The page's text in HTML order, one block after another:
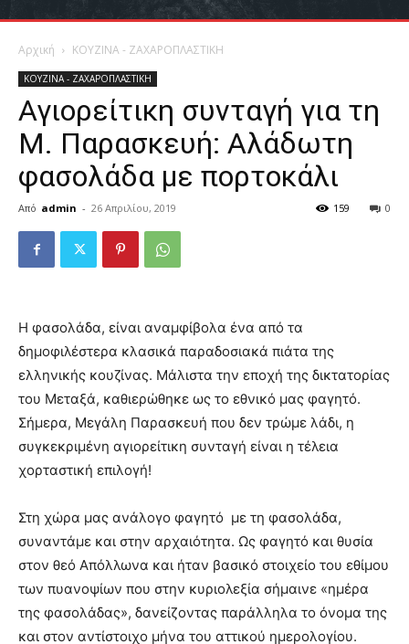
Αρχική ΚΟΥΖΙΝΑ - ΖΑΧΑΡΟΠΛΑΣΤΙΚΗ
ΚΟΥΖΙΝΑ - ΖΑΧΑΡΟΠΛΑΣΤΙΚΗ
Αγιορείτικη συνταγή για τη
Μ. Παρασκευή: Αλάδωτη
φασολάδα με πορτοκάλι
Από admin - 26 Απριλίου, 2019 0
159
Η φασολάδα, είναι αναμφίβολα ένα από τα
δημοφιλέστερα κλασικά παραδοσιακά πιάτα της
ελληνικής κουζίνας. Μάλιστα την εποχή της δικτατορίας
του Μεταξά, καθιερώθηκε ως το εθνικό μας φαγητό.
Σήμερα, Μεγάλη Παρασκευή που δεν τρώμε λάδι, η
συγκεκριμένη αγιορείτικη συνταγή είναι η τέλεια
χορταστική επιλογή!
Στη χώρα μας ανάλογο φαγητό με τη φασολάδα,
συναντάμε και στην αρχαιότητα. Ως φαγητό και θυσία
στον θεό Απόλλωνα και ήταν βασικό στοιχείο του εθίμου
των πυανοψίων που στην κυριολεξία σήμαινε «ημέρα
της φασολάδας», δανείζοντας παράλληλα το όνομα της
και στον αντίστοιχο μήνα του αττικού ημερολογίου.